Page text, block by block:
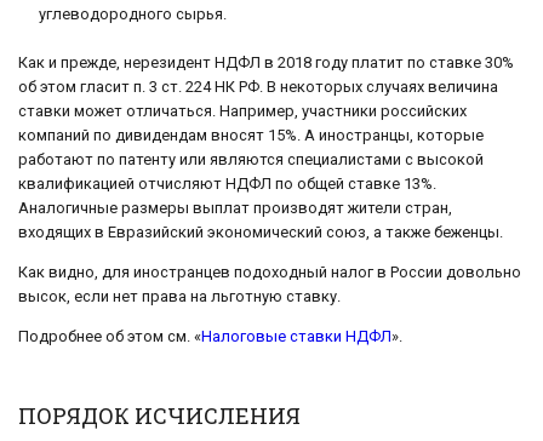
углеводородного сырья.
Как и прежде, нерезидент НДФЛ в 2018 году платит по ставке 30%
об этом гласит п. 3 ст. 224 НК РФ. В некоторых случаях величина
ставки может отличаться. Например, участники российских
компаний по дивидендам вносят 15%. А иностранцы, которые
работают по патенту или являются специалистами с высокой
квалификацией отчисляют НДФЛ по общей ставке 13%.
Аналогичные размеры выплат производят жители стран,
входящих в Евразийский экономический союз, а также беженцы.
Как видно, для иностранцев подоходный налог в России довольно
высок, если нет права на льготную ставку.
Подробнее об этом см. «Налоговые ставки НДФЛ».
ПОРЯДОК ИСЧИСЛЕНИЯ